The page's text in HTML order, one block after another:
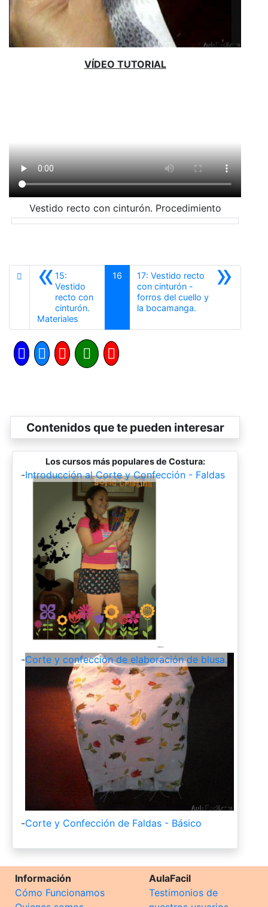
VÍDEO TUTORIAL
Vestido recto con cinturón. Procedimiento
«15:
Vestido
recto con
cinturón.
Materiales
16 »
17: Vestido recto
con cinturón -
forros del cuello y
la bocamanga.
Contenidos que te pueden interesar
Los cursos más populares de Costura:
-Introducción al Corte y Confección - Faldas
-Corte y confección de elaboración de blusa.
-Corte y Confección de Faldas - Básico
Información
Cómo Funcionamos
AulaFacil
Testimonios de